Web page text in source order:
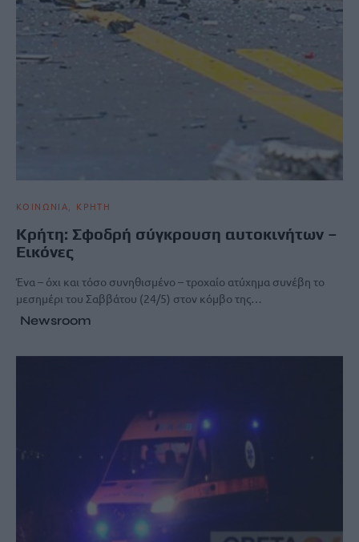
ΚΟΙΝΩΝΙΑ ΚΡΗΤΗ
Κρήτη: Σφοδρή σύγκρουση αυτοκινήτων –
Εικόνες
Ένα – όχι και τόσο συνηθισμένο – τροχαίο ατύχημα συνέβη το
μεσημέρι του Σαββάτου (24/5) στον κόμβο της…
Newsroom